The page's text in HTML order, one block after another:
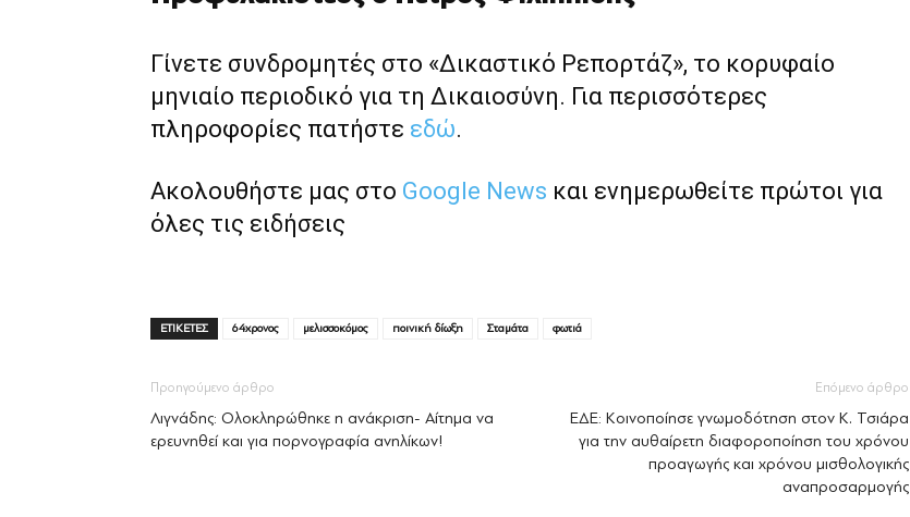
Γίνετε συνδρομητές στο «Δικαστικό Ρεπορτάζ», το κορυφαίο
μηνιαίο περιοδικό για τη Δικαιοσύνη. Για περισσότερες
πληροφορίες πατήστε εδώ.
Ακολουθήστε μας στο Google News και ενημερωθείτε πρώτοι για
όλες τις ειδήσεις
ΕΤΙΚΕΤΕΣ 64χρονος μελισσοκόμος ποινική δίωξη Σταμάτα φωτιά
Προηγούμενο άρθρο
Λιγνάδης: Ολοκληρώθηκε η ανάκριση- Αίτημα να
ερευνηθεί και για πορνογραφία ανηλίκων!
Επόμενο άρθρο
ΕΔΕ: Κοινοποίησε γνωμοδότηση στον Κ. Τσιάρα
για την αυθαίρετη διαφοροποίηση του χρόνου
προαγωγής και χρόνου μισθολογικής
αναπροσαρμογής